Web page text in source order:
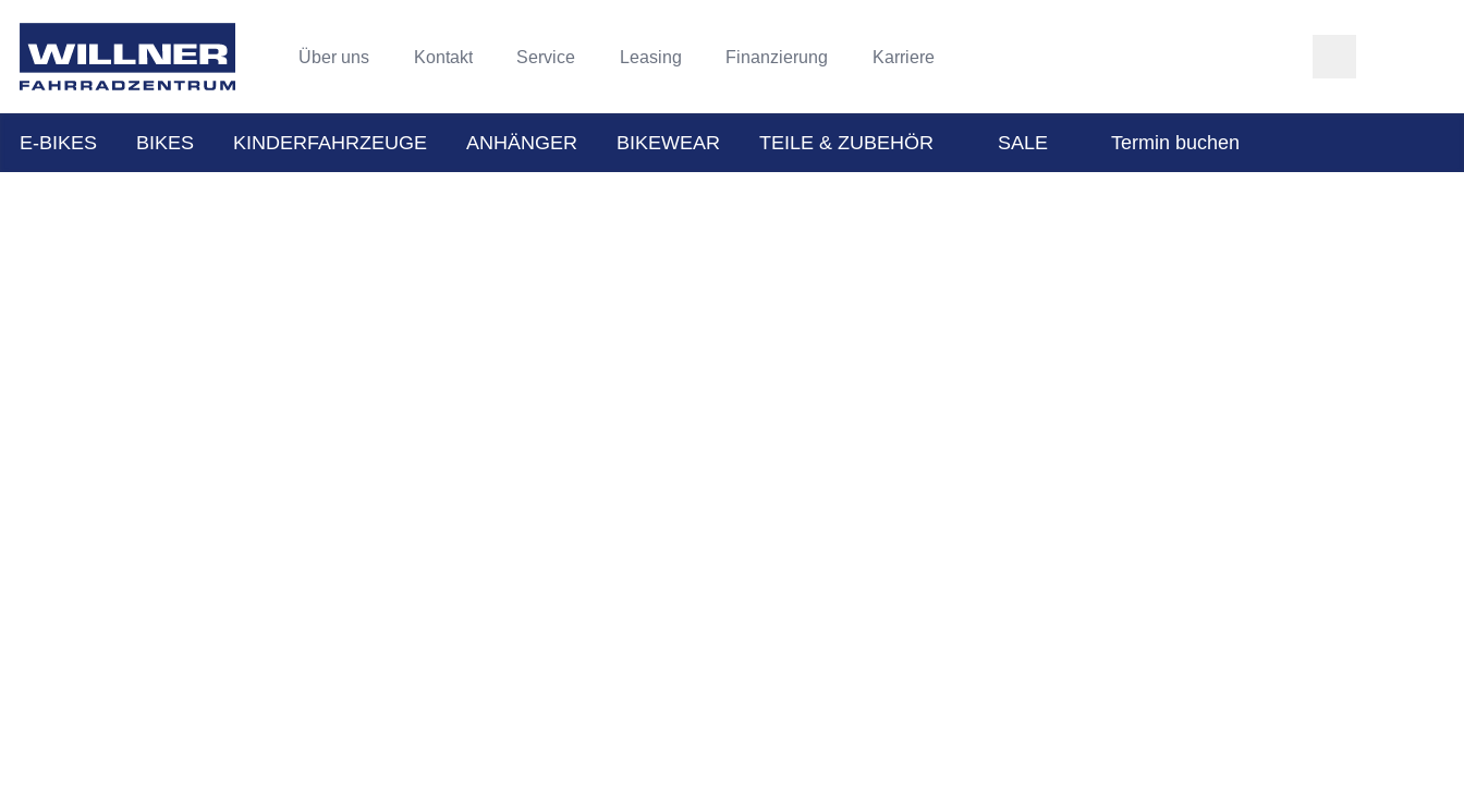
Über uns Kontakt Service Leasing Finanzierung Karriere
E-BIKES BIKES KINDERFAHRZEUGE ANHÄNGER BIKEWEAR TEILE & ZUBEHÖR SALE Termin buchen